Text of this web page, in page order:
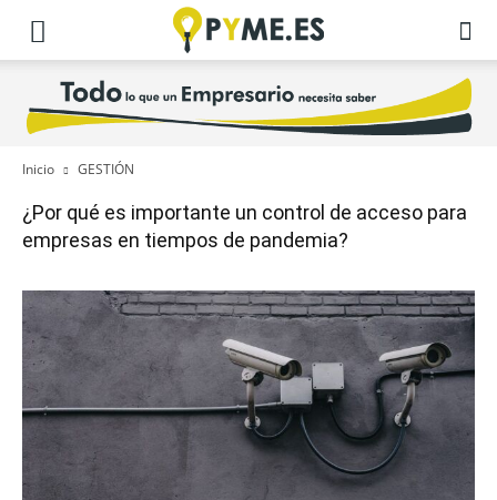
Inicio GESTIÓN
¿Por qué es importante un control de acceso para
empresas en tiempos de pandemia?